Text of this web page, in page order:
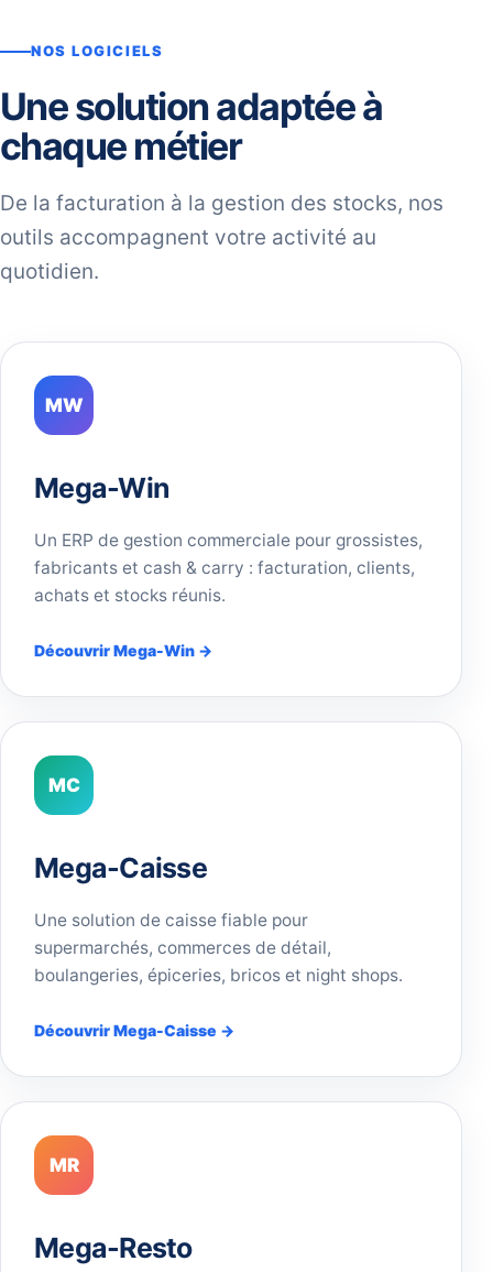
NOS LOGICIELS
Une solution adaptée à
chaque métier
De la facturation à la gestion des stocks, nos
outils accompagnent votre activité au
quotidien.
MW
Mega-Win
Un ERP de gestion commerciale pour grossistes,
fabricants et cash & carry : facturation, clients,
achats et stocks réunis.
Découvrir Mega-Win →
MC
Mega-Caisse
Une solution de caisse fiable pour
supermarchés, commerces de détail,
boulangeries, épiceries, bricos et night shops.
Découvrir Mega-Caisse →
MR
Mega-Resto